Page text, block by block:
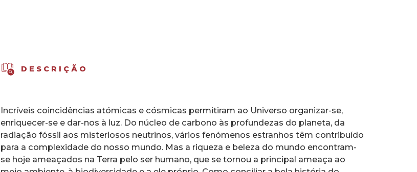
DESCRIÇÃO
Incríveis coincidências atómicas e cósmicas permitiram ao Universo organizar-se,
enriquecer-se e dar-nos à luz. Do núcleo de carbono às profundezas do planeta, da
radiação fóssil aos misteriosos neutrinos, vários fenómenos estranhos têm contribuído
para a complexidade do nosso mundo. Mas a riqueza e beleza do mundo encontram-
se hoje ameaçados na Terra pelo ser humano, que se tornou a principal ameaça ao